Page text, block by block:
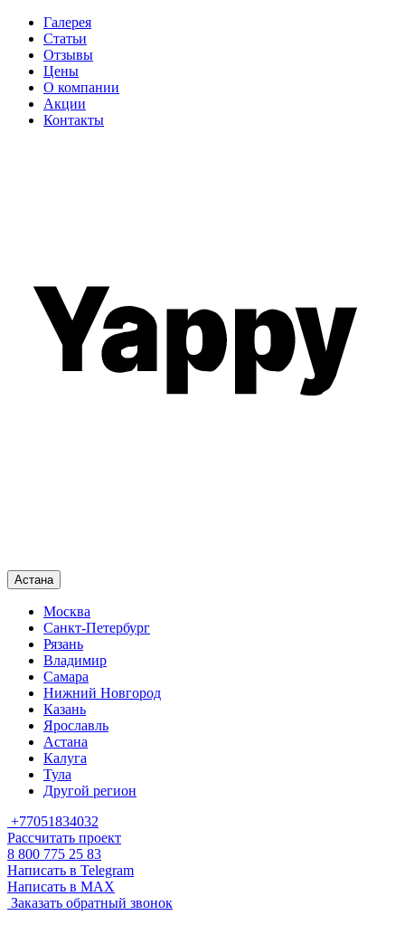
Галерея
Статьи
Отзывы
Цены
О компании
Акции
Контакты
Астана
Москва
Санкт-Петербург
Рязань
Владимир
Самара
Нижний Новгород
Казань
Ярославль
Астана
Калуга
Тула
Другой регион
+77051834032
Рассчитать проект
8 800 775 25 83
Написать в Telegram
Написать в MAX
Заказать обратный звонок